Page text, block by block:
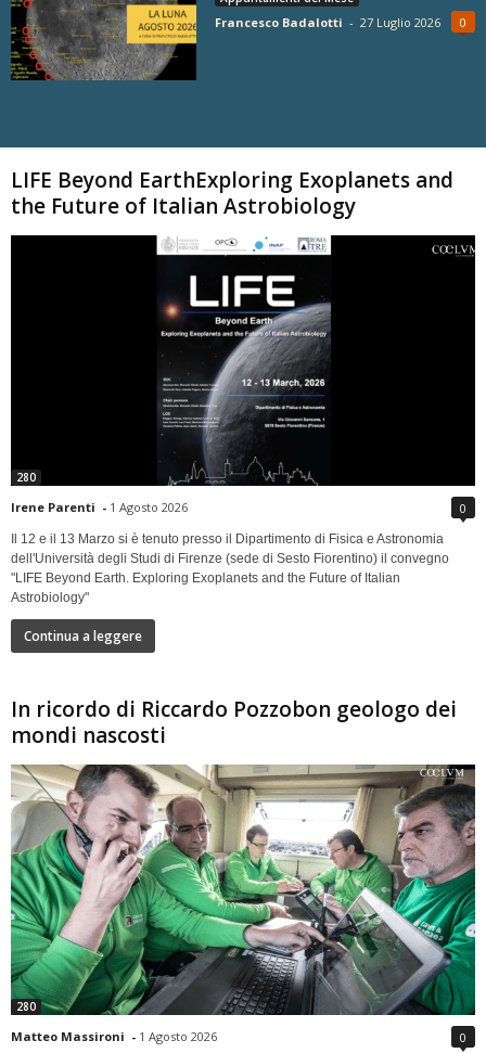
Francesco Badalotti - 27 Luglio 2026 0
LIFE Beyond EarthExploring Exoplanets and
the Future of Italian Astrobiology
280
Irene Parenti - 1 Agosto 2026 0
Il 12 e il 13 Marzo si è tenuto presso il Dipartimento di Fisica e Astronomia
dell'Università degli Studi di Firenze (sede di Sesto Fiorentino) il convegno
"LIFE Beyond Earth. Exploring Exoplanets and the Future of Italian
Astrobiology"
Continua a leggere
In ricordo di Riccardo Pozzobon geologo dei
mondi nascosti
280
Matteo Massironi - 1 Agosto 2026 0